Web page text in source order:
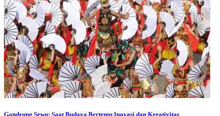
Gandrung Sewu: Saat Budaya Bertemu Inovasi dan Kreativitas